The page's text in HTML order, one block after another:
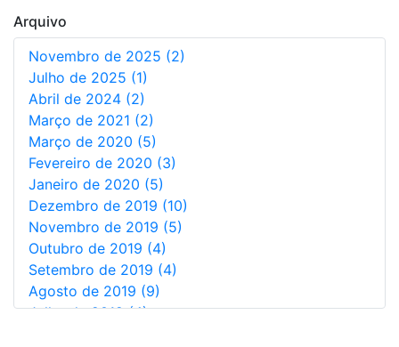
Arquivo
Novembro de 2025 (2)
Julho de 2025 (1)
Abril de 2024 (2)
Março de 2021 (2)
Março de 2020 (5)
Fevereiro de 2020 (3)
Janeiro de 2020 (5)
Dezembro de 2019 (10)
Novembro de 2019 (5)
Outubro de 2019 (4)
Setembro de 2019 (4)
Agosto de 2019 (9)
Julho de 2019 (4)